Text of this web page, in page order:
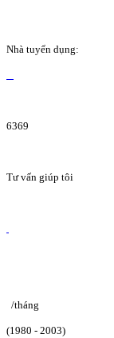
Nhà tuyển dụng:
6369
Tư vấn giúp tôi
/tháng
(1980 - 2003)